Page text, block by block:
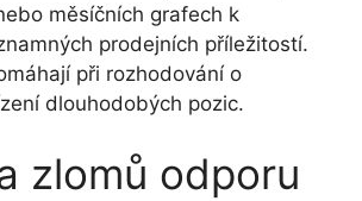
měsíčních grafech k
prodejních příležitostí.
při rozhodování o
dlouhodobých pozic.
zlomů odporu